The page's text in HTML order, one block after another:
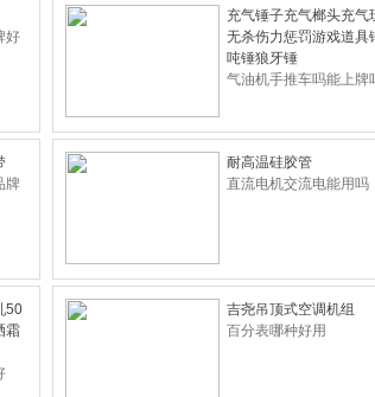
好
充气锤子充气榔头充气
无杀伤力惩罚游戏道具
吨锤狼牙锤
气油机手推车吗能上牌
牌
耐高温硅胶管
直流电机交流电能用吗
50
霜
吉尧吊顶式空调机组
百分表哪种好用